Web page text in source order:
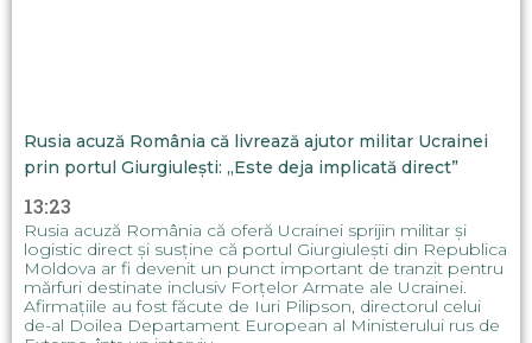
Rusia acuză România că livrează ajutor militar Ucrainei
prin portul Giurgiulești: „Este deja implicată direct”
13:23
Rusia acuză România că oferă Ucrainei sprijin militar și
logistic direct și susține că portul Giurgiulești din Republica
Moldova ar fi devenit un punct important de tranzit pentru
mărfuri destinate inclusiv Forțelor Armate ale Ucrainei.
Afirmațiile au fost făcute de Iuri Pilipson, directorul celui
de-al Doilea Departament European al Ministerului rus de